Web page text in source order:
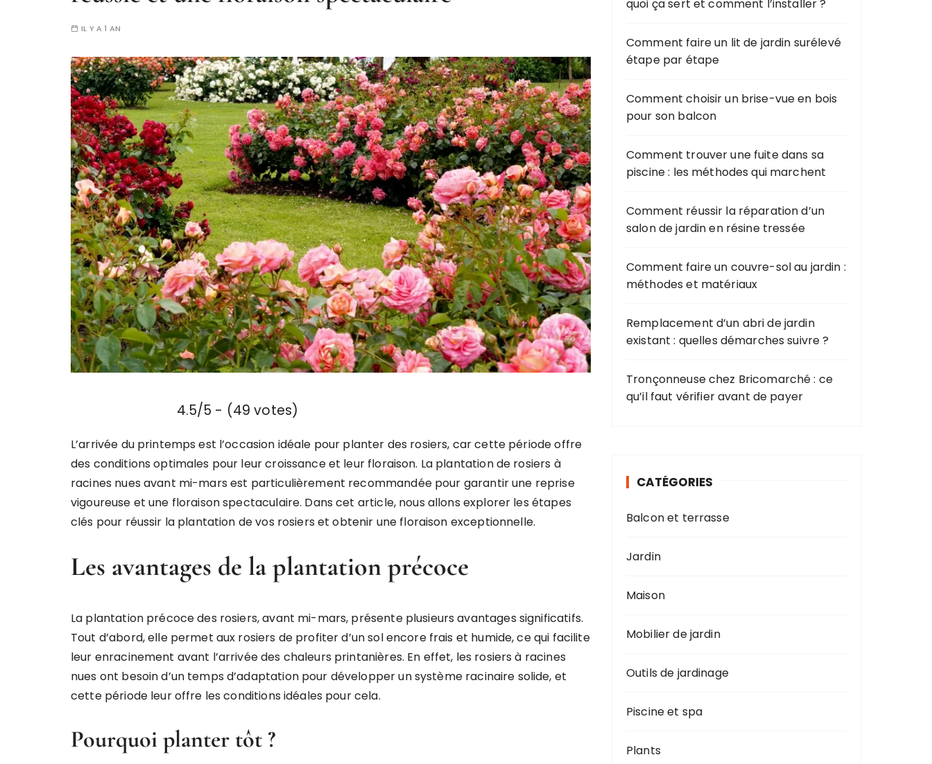
IL Y A 1 AN
4.5/5 - (49 votes)
L’arrivée du printemps est l’occasion idéale pour planter des rosiers, car cette période offre
des conditions optimales pour leur croissance et leur floraison. La plantation de rosiers à
racines nues avant mi-mars est particulièrement recommandée pour garantir une reprise
vigoureuse et une floraison spectaculaire. Dans cet article, nous allons explorer les étapes
clés pour réussir la plantation de vos rosiers et obtenir une floraison exceptionnelle.
Les avantages de la plantation précoce
La plantation précoce des rosiers, avant mi-mars, présente plusieurs avantages significatifs.
Tout d’abord, elle permet aux rosiers de profiter d’un sol encore frais et humide, ce qui facilite
leur enracinement avant l’arrivée des chaleurs printanières. En effet, les rosiers à racines
nues ont besoin d’un temps d’adaptation pour développer un système racinaire solide, et
cette période leur offre les conditions idéales pour cela.
Pourquoi planter tôt ?
quoi ça sert et comment l’installer ?
Comment faire un lit de jardin surélevé
étape par étape
Comment choisir un brise-vue en bois
pour son balcon
Comment trouver une fuite dans sa
piscine : les méthodes qui marchent
Comment réussir la réparation d’un
salon de jardin en résine tressée
Comment faire un couvre-sol au jardin :
méthodes et matériaux
Remplacement d’un abri de jardin
existant : quelles démarches suivre ?
Tronçonneuse chez Bricomarché : ce
qu’il faut vérifier avant de payer
CATÉGORIES
Balcon et terrasse
Jardin
Maison
Mobilier de jardin
Outils de jardinage
Piscine et spa
Plants